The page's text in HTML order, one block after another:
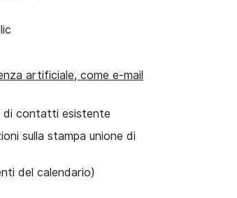
artificiale, come e-mail
di contatti esistente
sulla stampa unione di
del calendario)